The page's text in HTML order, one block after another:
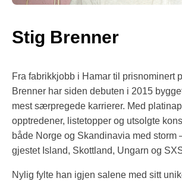
Stig Brenner
Fra fabrikkjobb i Hamar til prisnominert
Brenner har siden debuten i 2015
mest særpregede karrierer. Med
opptredener, listetopper og utsolgte
både Norge og Skandinavia med storm
gjestet Island, Skottland, Ungarn og
Nylig fylte han igjen salene med sitt